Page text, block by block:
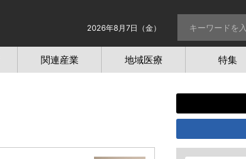
2026年8月7日（金）
関連産業 地域医療 特集